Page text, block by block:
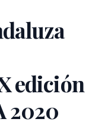
edición
2020